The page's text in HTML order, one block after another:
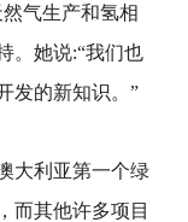
气生产和氢相
。她说:“我们也
发的新知识。”
大利亚第一个绿
而其他许多项目